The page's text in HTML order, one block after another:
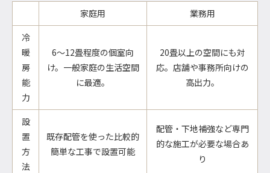
家庭用
業務用
冷
暖
房
能
力
6〜12畳程度の個室向
け。一般家庭の生活空間
に最適。
20畳以上の空間にも対
応。店舗や事務所向けの
高出力。
設
置
方
法
既存配管を使った比較的
簡単な工事で設置可能
配管・下地補強など専門
的な施工が必要な場合あ
り